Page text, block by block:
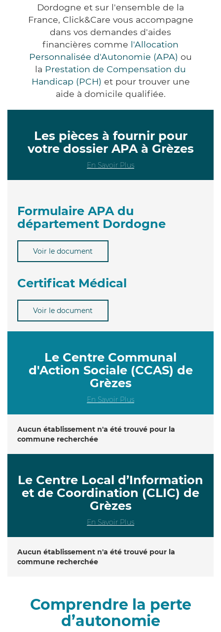
Dordogne et sur l'ensemble de la
France, Click&Care vous accompagne
dans vos demandes d'aides
financières comme l'Allocation
Personnalisée d'Autonomie (APA) ou
la Prestation de Compensation du
Handicap (PCH) et pour trouver une
aide à domicile qualifiée.
Les pièces à fournir pour
votre dossier APA à Grèzes
En Savoir Plus
Formulaire APA du
département Dordogne
Voir le document
Certificat Médical
Voir le document
Le Centre Communal
d'Action Sociale (CCAS) de
Grèzes
En Savoir Plus
Aucun établissement n'a été trouvé pour la
commune recherchée
Le Centre Local d’Information
et de Coordination (CLIC) de
Grèzes
En Savoir Plus
Aucun établissement n'a été trouvé pour la
commune recherchée
Comprendre la perte
d’autonomie